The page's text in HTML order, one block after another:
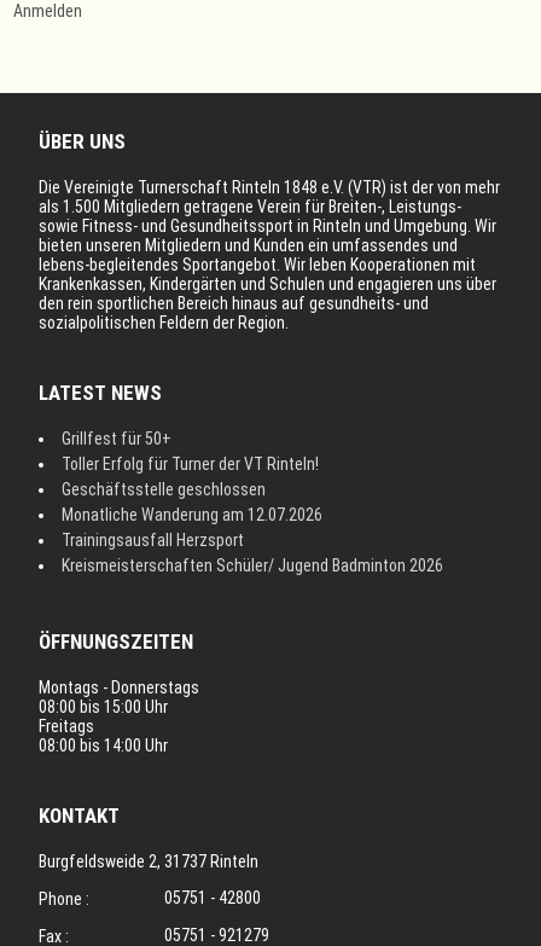
Anmelden
ÜBER UNS
Die Vereinigte Turnerschaft Rinteln 1848 e.V. (VTR) ist der von mehr
als 1.500 Mitgliedern getragene Verein für Breiten-, Leistungs-
sowie Fitness- und Gesundheitssport in Rinteln und Umgebung. Wir
bieten unseren Mitgliedern und Kunden ein umfassendes und
lebens-begleitendes Sportangebot. Wir leben Kooperationen mit
Krankenkassen, Kindergärten und Schulen und engagieren uns über
den rein sportlichen Bereich hinaus auf gesundheits- und
sozialpolitischen Feldern der Region.
LATEST NEWS
Grillfest für 50+
Toller Erfolg für Turner der VT Rinteln!
Geschäftsstelle geschlossen
Monatliche Wanderung am 12.07.2026
Trainingsausfall Herzsport
Kreismeisterschaften Schüler/ Jugend Badminton 2026
ÖFFNUNGSZEITEN
Montags - Donnerstags
08:00 bis 15:00 Uhr
Freitags
08:00 bis 14:00 Uhr
KONTAKT
Burgfeldsweide 2, 31737 Rinteln
Phone :
05751 - 42800
Fax :
05751 - 921279